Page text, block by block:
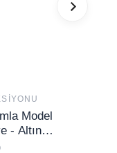
Model
- Altın